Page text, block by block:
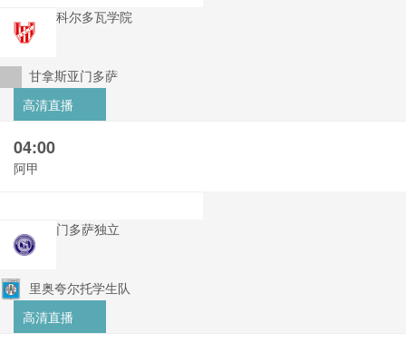
科尔多瓦学院
甘拿斯亚门多萨
高清直播
04:00
阿甲
门多萨独立
里奥夸尔托学生队
高清直播